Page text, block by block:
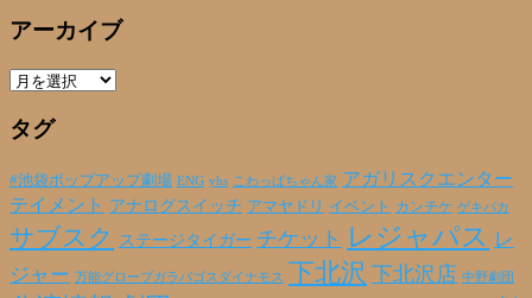
アーカイブ
ア
カ
ブ
タグ
#池袋ポップアップ劇場 ENG yhs こわっぱちゃん家 アガリスクエンター
テイメント アナログスイッチ アマヤドリ イベント カンチケ ゲキバカ
サブスク ステージタイガー チケット レジャパス レ
ジャー
万能グローブガラパゴスダイナモス 下北沢 下北沢店 中野劇団